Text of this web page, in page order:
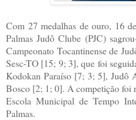
Com 27 medalhas de ouro, 16
Palmas Judô Clube (PJC)
Campeonato Tocantinense de
Sesc-TO [15; 9; 3], que foi
Kodokan Paraíso [7; 3; 5], Judô
Bosco [2; 1; 0]. A competição foi
Escola Municipal de Tempo
Palmas.